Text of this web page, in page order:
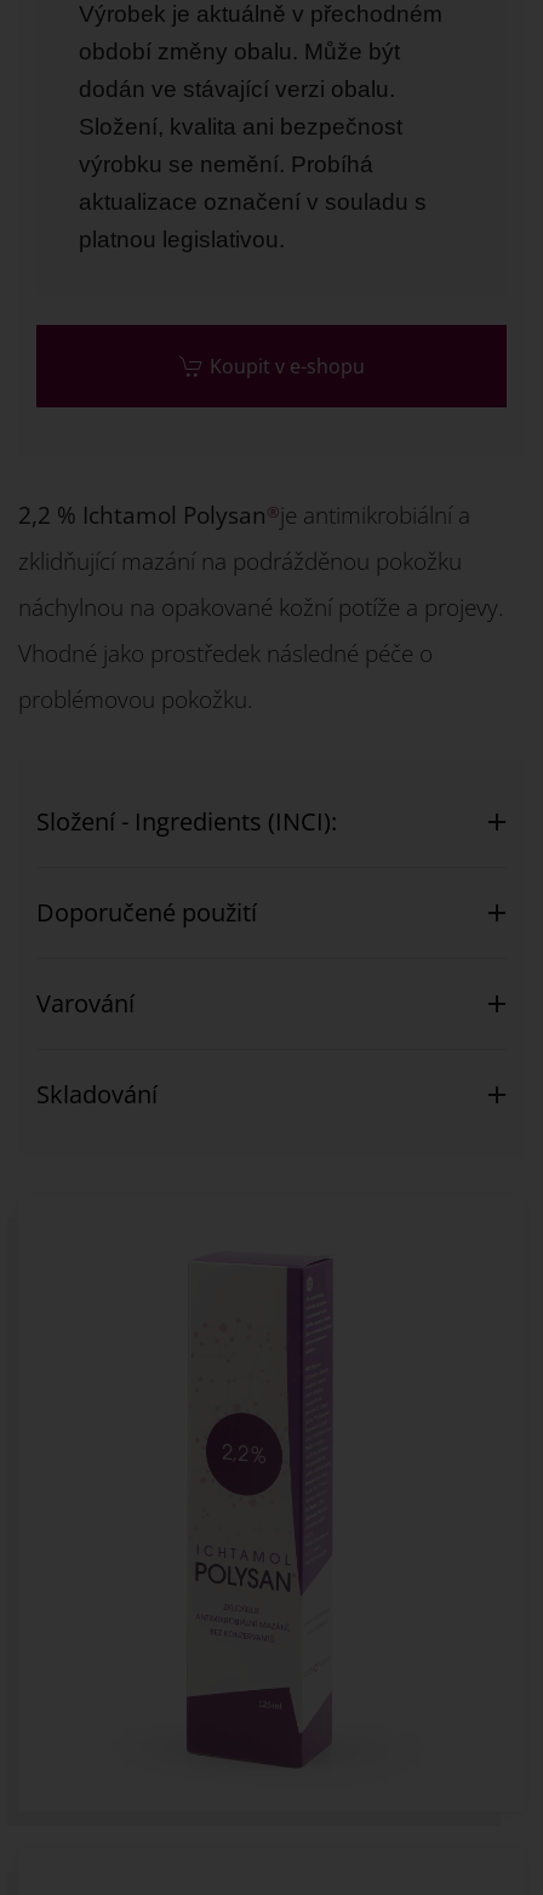
Výrobek je aktuálně v přechodném
období změny obalu. Může být
dodán ve stávající verzi obalu.
Složení, kvalita ani bezpečnost
výrobku se nemění. Probíhá
aktualizace označení v souladu s
platnou legislativou.
Koupit v e-shopu
2,2 % Ichtamol Polysan®je antimikrobiální a
zklidňující mazání na podrážděnou pokožku
náchylnou na opakované kožní potíže a projevy.
Vhodné jako prostředek následné péče o
problémovou pokožku.
Složení - Ingredients (INCI):
Doporučené použití
Varování
Skladování